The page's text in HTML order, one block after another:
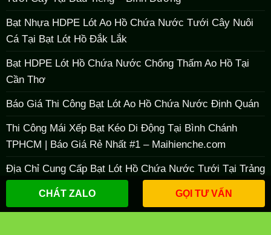
Bạt Nhựa HDPE Lót Ao Hồ Chứa Nước Tưới Cây Nuôi
Cá Tại Bạt Lót Hồ Đắk Lắk
Bạt HDPE Lót Hồ Chứa Nước Chống Thấm Ao Hồ Tại
Cần Thơ
Báo Giá Thi Công Bạt Lót Ao Hồ Chứa Nước Định Quán
Thi Công Mái Xếp Bạt Kéo Di Động Tại Bình Chánh
TPHCM | Báo Giá Rẻ Nhất #1 – Maihienche.com
Địa Chỉ Cung Cấp Bạt Lót Hồ Chứa Nước Tưới Tại Trảng
Bom Giá Rẻ, Uy Tín
CHÁT ZALO GỌI TƯ VẤN